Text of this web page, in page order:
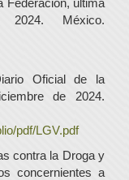
México.
Oficial de la
de 2024.
pdf/LGV.pdf
contra la Droga y
concernientes a